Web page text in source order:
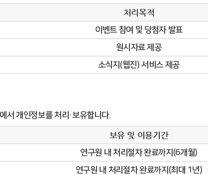
처리목적
이벤트 참여 및 당첨자 발표
원시자료 제공
소식지(웹진) 서비스 제공
서 개인정보를 처리·보유합니다.
보유 및 이용기간
연구원 내 처리절차 완료까지(6개월)
연구원 내 처리절차 완료까지(최대 1년)